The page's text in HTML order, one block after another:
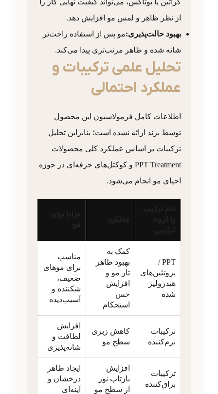
کراتین یا بوتاکس، می‌تواند کیفیت نهایی کار را
از نظر ظاهر و لمس مو افزایش دهد.
بهبود حالت‌پذیری:مو پس از استفاده راحت‌تر
شانه شده و ظاهر مرتب‌تری پیدا می‌کند.
تحلیل علمی ترکیبات و
عملکرد احتمالی
اطلاعات کامل فرمولاسیون این محصول
توسط برند ارائه نشده است؛ بنابراین تحلیل
ترکیبات بر اساس عملکرد کلی محصولات
PPT Treatment و کوکتل‌های حرفه‌ای در حوزه
احیای مو انجام می‌شود.
PPT /
پروتئین‌های
هیدرولیز
شده
کمک به
بهبود ظاهر
تار مو و
افزایش
حس
استحکام
مناسب
برای موهای
ضعیف،
شکننده و
آسیب‌دیده
ترکیبات
نرم‌کننده
کاهش زبری
سطح مو
افزایش
لطافت و
شانه‌پذیری
ترکیبات
براق‌کننده
افزایش
بازتاب نور
از سطح مو
ایجاد ظاهر
درخشان و
آینه‌ای